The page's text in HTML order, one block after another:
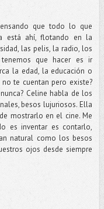
que todo lo que
está ahí, flotando en la
las pelis, la radio, los
que hacer es ir
la edad, la educación o
te cuentan pero existe?
Celine habla de los
besos lujuriosos. Ella
mostrarlo en el cine. Me
es inventar es contarlo,
natural como los besos
ojos desde siempre